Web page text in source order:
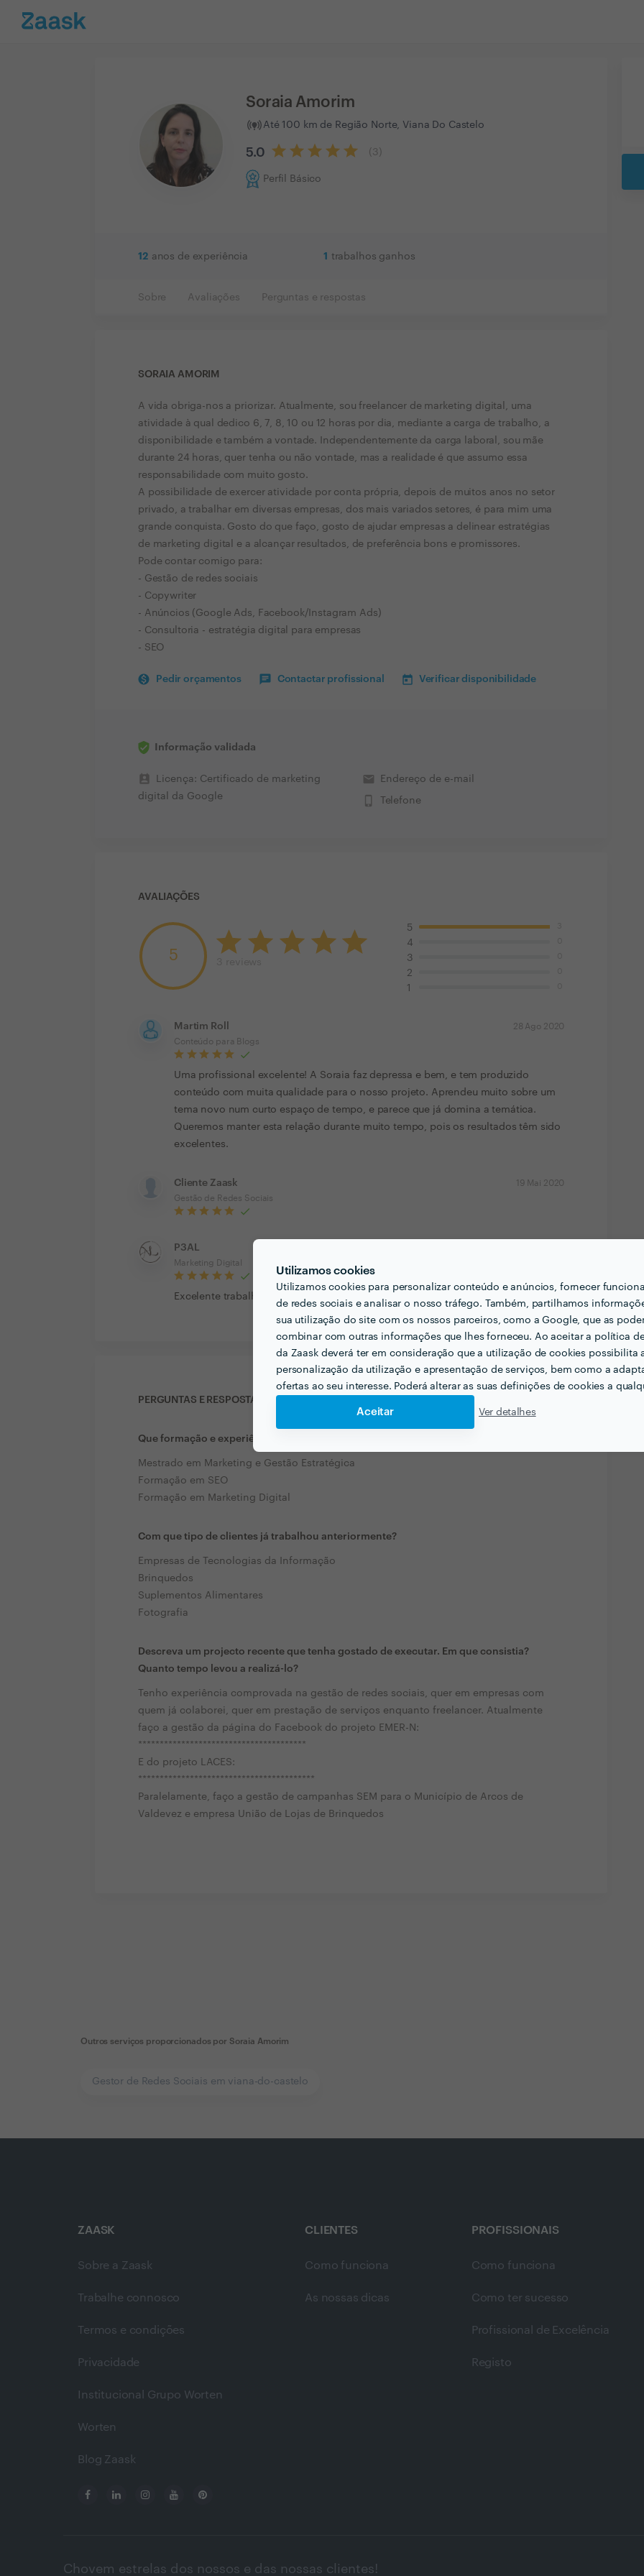
Utilizamos cookies
Utilizamos cookies para personalizar conteúdo e anúncios, fornecer
de redes sociais e analisar o nosso tráfego. Também, partilhamos
sua utilização do site com os nossos parceiros, como a Google, que as
combinar com outras informações que lhes forneceu. Ao aceitar a política
da Zaask deverá ter em consideração que a utilização de cookies possibilita
personalização da utilização e apresentação de serviços, bem como a
ofertas ao seu interesse. Poderá alterar as suas definições de cookies a
Aceitar Ver detalhes
Soraia Amorim
Até 100 km de Região Norte, Viana Do Castelo
5.0 ( 3
Perfil Básico
12 anos de experiência 1 trabalhos ganhos
Sobre Avaliações Perguntas e respostas
SORAIA AMORIM
A vida obriga-nos a priorizar. Atualmente, sou freelancer de marketing digital, uma
atividade à qual dedico 6, 7, 8, 10 ou 12 horas por dia, mediante a carga de trabalho, a
disponibilidade e também a vontade. Independentemente da carga laboral, sou mãe
durante 24 horas, quer tenha ou não vontade, mas a realidade é que assumo essa
responsabilidade com muito gosto.
A possibilidade de exercer atividade por conta própria, depois de muitos anos no setor
privado, a trabalhar em diversas empresas, dos mais variados setores, é para mim uma
grande conquista. Gosto do que faço, gosto de ajudar empresas a delinear estratégias
de marketing digital e a alcançar resultados, de preferência bons e promissores.
Pode contar comigo para:
- Gestão de redes sociais
- Copywriter
- Anúncios (Google Ads, Facebook/Instagram Ads)
- Consultoria - estratégia digital para empresas
- SEO
Pedir orçamentos Contactar profissional Verificar disponibilidade
Informação validada
perm_contact_calendar
Licença: Certificado de marketing
digital da Google
email Endereço de e-mail
phone_iphone Telefone
AVALIAÇÕES
5
5
4
3
2
1
Martim Roll
Conteúdo para Blogs
28 Ago 2020
Uma profissional excelente! A Soraia faz depressa e bem, e tem produzido
conteúdo com muita qualidade para o nosso projeto. Aprendeu muito sobre um
tema novo num curto espaço de tempo, e parece que já domina a temática.
Queremos manter esta relação durante muito tempo, pois os resultados têm sido
excelentes.
Cliente Zaask
Gestão de Redes Sociais
19 Mai 2020
P3AL
Marketing Digital
Excelente trabalho e profissionalismo. Prazo de entrega rápido e cumprido
PERGUNTAS E RESPOSTAS
Que formação e experiência tem relacionadas com a sua actividade?
Mestrado em Marketing e Gestão Estratégica
Formação em SEO
Formação em Marketing Digital
Com que tipo de clientes já trabalhou anteriormente?
Empresas de Tecnologias da Informação
Brinquedos
Suplementos Alimentares
Fotografia
Descreva um projecto recente que tenha gostado de executar. Em que consistia?
Quanto tempo levou a realizá-lo?
Tenho experiência comprovada na gestão de redes sociais, quer em empresas com
quem já colaborei, quer em prestação de serviços enquanto freelancer. Atualmente
faço a gestão da página do Facebook do projeto EMER-N:
***************************************
E do projeto LACES:
*****************************************
Paralelamente, faço a gestão de campanhas SEM para o Município de Arcos de
Valdevez e empresa União de Lojas de Brinquedos
Outros serviços proporcionados por Soraia Amorim
Gestor de Redes Sociais em viana-do-castelo
ZAASK
Sobre a Zaask
Trabalhe connosco
Termos e condições
Privacidade
Institucional Grupo Worten
Worten
Blog Zaask
CLIENTES
Como funciona
As nossas dicas
PROFISSIONAIS
Como funciona
Como ter sucesso
Profissional de Excelência
Registo
Chovem estrelas dos nossos e das nossas clientes!